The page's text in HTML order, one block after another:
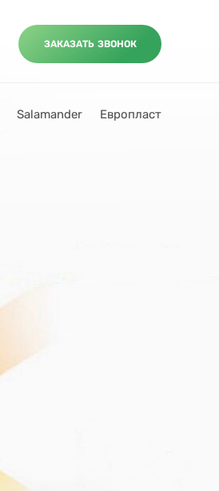
ЗАКАЗАТЬ ЗВОНОК
Salamander Европласт